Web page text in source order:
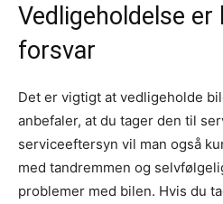
Vedligeholdelse
forsvar
Det er vigtigt at vedligeholde
anbefaler, at du tager den til
serviceeftersyn vil man også
med tandremmen og
problemer med bilen. Hvis du